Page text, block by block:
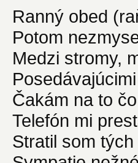
Ranný obed
Potom
Medzi stromy,
Čakám na to
Telefón mi
Stratil som